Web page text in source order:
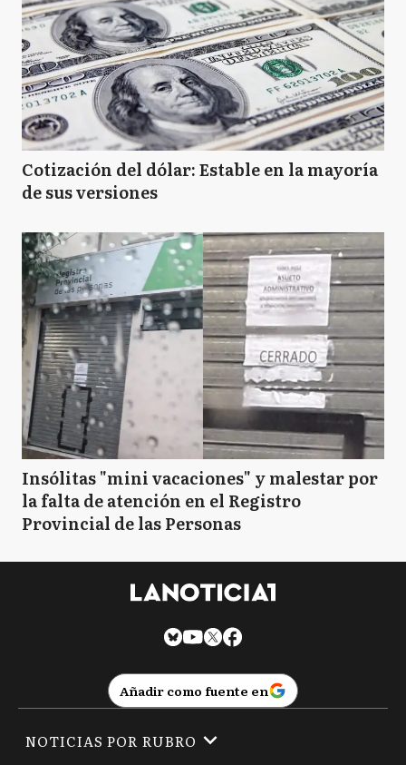
Cotización del dólar: Estable en la mayoría
de sus versiones
Insólitas "mini vacaciones" y malestar por
la falta de atención en el Registro
Provincial de las Personas
Añadir como fuente en
NOTICIAS POR RUBRO